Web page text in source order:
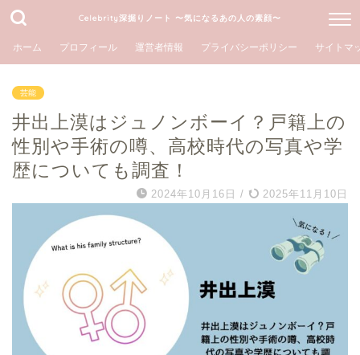
Celebrity深掘りノート 〜気になるあの人の素顔〜
ホーム プロフィール 運営者情報 プライバシーポリシー サイトマ
芸能
井出上漠はジュノンボーイ？戸籍上の
性別や手術の噂、高校時代の写真や学
歴についても調査！
2024年10月16日 / 2025年11月10日